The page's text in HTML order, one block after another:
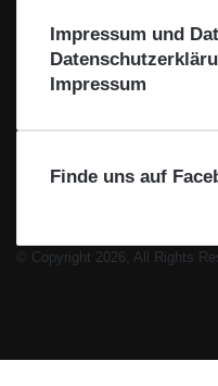
Impressum und
Impressum
Finde uns auf
© Copyright 2026, All Rights